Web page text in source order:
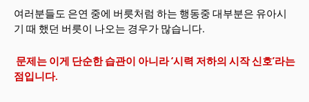
여러분들도 은연 중에 버릇처럼 하는 행동중 대부분은 유아시
기 때 했던 버릇이 나오는 경우가 많습니다.
문제는 이게 단순한 습관이 아니라 ‘시력 저하의 시작 신호’라는
점입니다.